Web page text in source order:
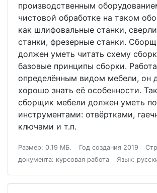
производственным
чистовой обработке на таком
как шлифовальные станки,
станки, фрезерные станки.
должен уметь читать схему
базовые принципы сборки.
определённым видом мебели, он
хорошо знать её особенности.
сборщик мебели должен уметь
инструментами: отвёртками,
ключами и т.п.
Размер: 0.19 МБ. Год создания 2019
документа: курсовая работа
Язык: